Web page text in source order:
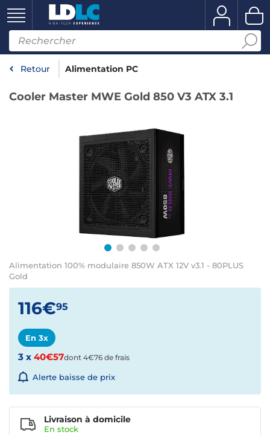
Retour Alimentation PC
Cooler Master MWE Gold 850 V3 ATX 3.1
Alimentation 100% modulaire 850W ATX 12V v3.1 - 80PLUS
Gold
116€95
En 3x
3 x 40€57dont 4€76 de frais
Alerte baisse de prix
Livraison à domicile
En stock